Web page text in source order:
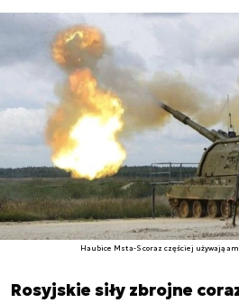
Haubice Msta-S coraz częściej używają
Rosyjskie siły zbrojne